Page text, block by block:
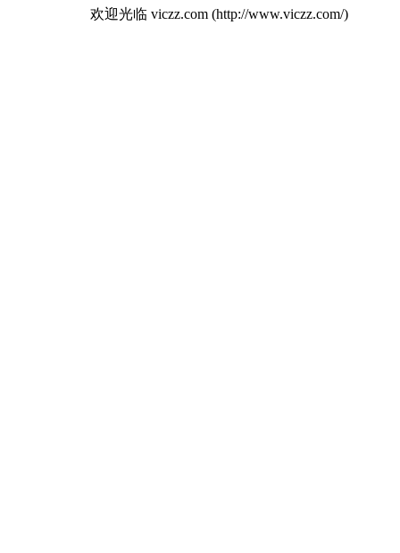
欢迎光临 viczz.com (http://www.viczz.com/)